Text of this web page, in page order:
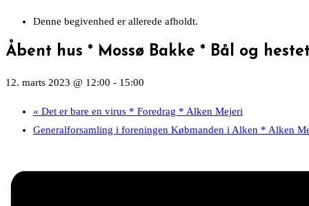
Denne begivenhed er allerede afholdt.
Åbent hus * Mossø Bakke * Bål og
12. marts 2023 @ 12:00 - 15:00
« Det er bare en virus * Foredrag * Alken Mejeri
Generalforsamling i foreningen Købmanden i Alken * Alken